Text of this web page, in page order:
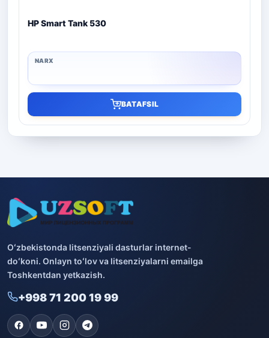
HP Smart Tank 530
BATAFSIL
Oʻzbekistonda litsenziyali dasturlar internet-
doʻkoni. Onlayn toʻlov va litsenziyalarni emailga
Toshkentdan yetkazish.
+998 71 200 19 99